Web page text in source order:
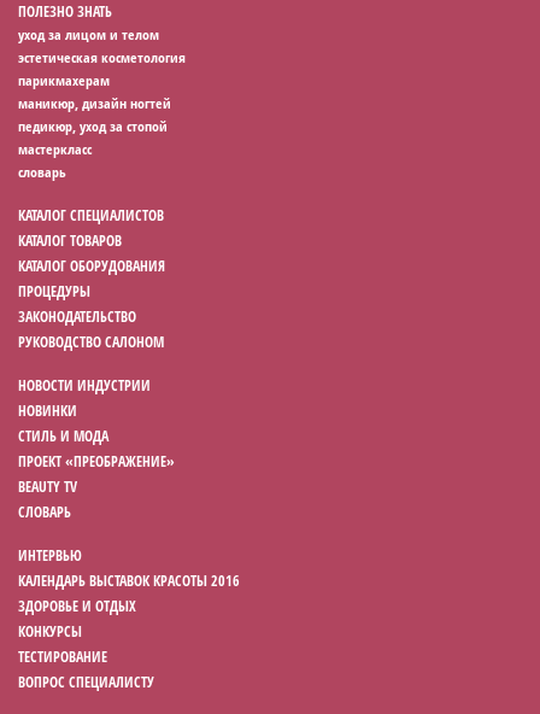
ПОЛЕЗНО ЗНАТЬ
уход за лицом и телом
эстетическая косметология
парикмахерам
маникюр, дизайн ногтей
педикюр, уход за стопой
мастеркласс
словарь
КАТАЛОГ СПЕЦИАЛИСТОВ
КАТАЛОГ ТОВАРОВ
КАТАЛОГ ОБОРУДОВАНИЯ
ПРОЦЕДУРЫ
ЗАКОНОДАТЕЛЬСТВО
РУКОВОДСТВО САЛОНОМ
НОВОСТИ ИНДУСТРИИ
НОВИНКИ
СТИЛЬ И МОДА
ПРОЕКТ «ПРЕОБРАЖЕНИЕ»
BEAUTY TV
СЛОВАРЬ
ИНТЕРВЬЮ
КАЛЕНДАРЬ ВЫСТАВОК КРАСОТЫ 2016
ЗДОРОВЬЕ И ОТДЫХ
КОНКУРСЫ
ТЕСТИРОВАНИЕ
ВОПРОС СПЕЦИАЛИСТУ